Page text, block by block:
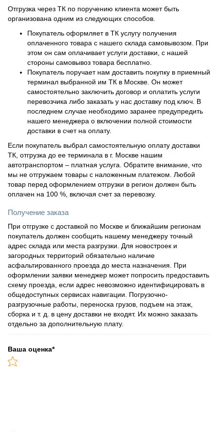
Отгрузка через ТК по поручению клиента может быть
организована одним из следующих способов.
Покупатель оформляет в ТК услугу получения
оплаченного товара с нашего склада самовывозом. При
этом он сам оплачивает услуги доставки, с нашей
стороны самовывоз товара бесплатно.
Покупатель поручает нам доставить покупку в приемный
терминал выбранной им ТК в Москве. Он может
самостоятельно заключить договор и оплатить услуги
перевозчика либо заказать у нас доставку под ключ. В
последнем случае необходимо заранее предупредить
нашего менеджера о включении полной стоимости
доставки в счет на оплату.
Если покупатель выбрал самостоятельную оплату доставки
ТК, отгрузка до ее терминала в г. Москве нашим
автотранспортом – платная услуга. Обратите внимание, что
мы не отгружаем товары с наложенным платежом. Любой
товар перед оформлением отгрузки в регион должен быть
оплачен на 100 %, включая счет за перевозку.
Получение заказа
При отгрузке с доставкой по Москве и ближайшим регионам
покупатель должен сообщить нашему менеджеру точный
адрес склада или места разгрузки. Для новостроек и
загородных территорий обязательно наличие
асфальтированного проезда до места назначения. При
оформлении заявки менеджер может попросить предоставить
схему проезда, если адрес невозможно идентифицировать в
общедоступных сервисах навигации. Погрузочно-
разгрузочные работы, переноска грузов, подъем на этаж,
сборка и т. д. в цену доставки не входят. Их можно заказать
отдельно за дополнительную плату.
Ваша оценка*